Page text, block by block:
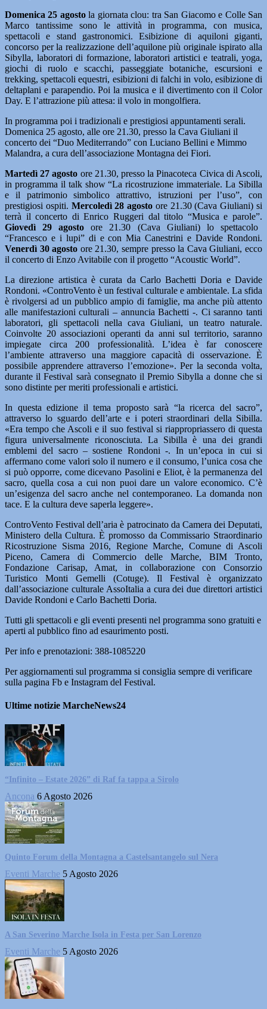
Domenica 25 agostola giornata clou: tra San Giacomo e Colle San
Marco tantissime sono le attività in programma, con musica,
spettacoli e stand gastronomici. Esibizione di aquiloni giganti,
concorso per la realizzazione dell’aquilone più originale ispirato alla
Sibylla, laboratori di formazione, laboratori artistici e teatrali, yoga,
giochi di ruolo e scacchi, passeggiate botaniche, escursioni e
trekking, spettacoli equestri, esibizioni di falchi in volo, esibizione di
deltaplani e parapendio. Poi la musica e il divertimento con il Color
Day. E l’attrazione più attesa: il volo in mongolfiera.
In programma poi i tradizionali e prestigiosi appuntamenti serali.
Domenica 25 agosto, alle ore 21.30, presso la Cava Giuliani il
concerto dei “Duo Mediterrando” con Luciano Bellini e Mimmo
Malandra, a cura dell’associazione Montagna dei Fiori.
Martedì 27 agosto ore 21.30, presso la Pinacoteca Civica di Ascoli,
in programma il talk show “La ricostruzione immateriale. La Sibilla
e il patrimonio simbolico attrattivo, istruzioni per l’uso”, con
prestigiosi ospiti. Mercoledì 28 agosto ore 21.30 (Cava Giuliani) si
terrà il concerto di Enrico Ruggeri dal titolo “Musica e parole”.
Giovedì 29 agosto ore 21.30 (Cava Giuliani) lo spettacolo
“Francesco e i lupi” di e con Mia Canestrini e Davide Rondoni.
Venerdì 30 agosto ore 21.30, sempre presso la Cava Giuliani, ecco
il concerto di Enzo Avitabile con il progetto “Acoustic World”.
La direzione artistica è curata da Carlo Bachetti Doria e Davide
Rondoni. «ControVento è un festival culturale e ambientale. La sfida
è rivolgersi ad un pubblico ampio di famiglie, ma anche più attento
alle manifestazioni culturali – annuncia Bachetti -. Ci saranno tanti
laboratori, gli spettacoli nella cava Giuliani, un teatro naturale.
Coinvolte 20 associazioni operanti da anni sul territorio, saranno
impiegate circa 200 professionalità. L’idea è far conoscere
l’ambiente attraverso una maggiore capacità di osservazione. È
possibile apprendere attraverso l’emozione». Per la seconda volta,
durante il Festival sarà consegnato il Premio Sibylla a donne che si
sono distinte per meriti professionali e artistici.
In questa edizione il tema proposto sarà “la ricerca del sacro”,
attraverso lo sguardo dell’arte e i poteri straordinari della Sibilla.
«Era tempo che Ascoli e il suo festival si riappropriassero di questa
figura universalmente riconosciuta. La Sibilla è una dei grandi
emblemi del sacro – sostiene Rondoni -. In un’epoca in cui si
affermano come valori solo il numero e il consumo, l’unica cosa che
si può opporre, come dicevano Pasolini e Eliot, è la permanenza del
sacro, quella cosa a cui non puoi dare un valore economico. C’è
un’esigenza del sacro anche nel contemporaneo. La domanda non
tace. E la cultura deve saperla leggere».
ControVento Festival dell’aria è patrocinato da Camera dei Deputati,
Ministero della Cultura. È promosso da Commissario Straordinario
Ricostruzione Sisma 2016, Regione Marche, Comune di Ascoli
Piceno, Camera di Commercio delle Marche, BIM Tronto,
Fondazione Carisap, Amat, in collaborazione con Consorzio
Turistico Monti Gemelli (Cotuge). Il Festival è organizzato
dall’associazione culturale AssoItalia a cura dei due direttori artistici
Davide Rondoni e Carlo Bachetti Doria.
Tutti gli spettacoli e gli eventi presenti nel programma sono gratuiti e
aperti al pubblico fino ad esaurimento posti.
Per info e prenotazioni: 388-1085220
Per aggiornamenti sul programma si consiglia sempre di verificare
sulla pagina Fb e Instagram del Festival.
Ultime notizie MarcheNews24
“Infinito – Estate 2026” di Raf fa tappa a Sirolo
Ancona 6 Agosto 2026
Quinto Forum della Montagna a Castelsantangelo sul Nera
Eventi Marche 5 Agosto 2026
A San Severino Marche Isola in Festa per San Lorenzo
Eventi Marche 5 Agosto 2026